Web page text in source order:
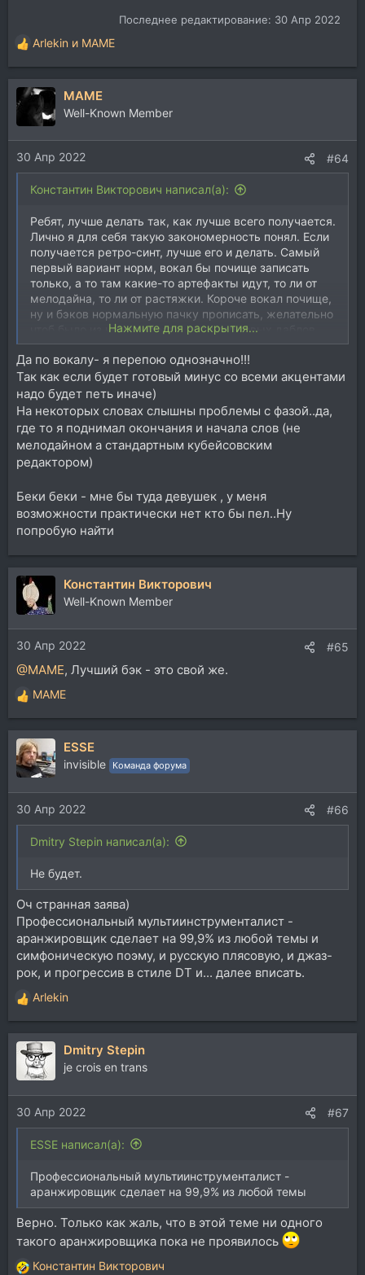
Последнее редактирование: 30 Апр 2022
Р
е
а
ц
и
и
:
Arlekin и MAME
MAME
Well-Known Member
30 Апр 2022 #64
Константин Викторович написал(а):
Ребят, лучше делать так, как лучше всего получается.
Лично я для себя такую закономерность понял. Если
получается ретро-синт, лучше его и делать. Самый
первый вариант норм, вокал бы почище записать
только, а то там какие-то артефакты идут, то ли от
мелодайна, то ли от растяжки. Короче вокал почище,
ну и бэков нормальную пачку прописать, желательно
чтоб было из чего выбрать, пару терцовых даблов,
пару октавных, чтоб в припев можно было жирку
подраскрыть. НУ и свести по уму заного, всё, с
большей автоматизацией, а не на скорую руку. У
будет нормально вообще.
Нажмите для раскрытия...
Да по вокалу- я перепою однозначно!!!
Так как если будет готовый минус со всеми акцентами
надо будет петь иначе)
На некоторых словах слышны проблемы с фазой..да,
где то я поднимал окончания и начала слов (не
мелодайном а стандартным кубейсовским
редактором)
Беки беки - мне бы туда девушек , у меня
возможности практически нет кто бы пел..Ну
попробую найти
Константин Викторович
Well-Known Member
30 Апр 2022 #65
@MAME, Лучший бэк - это свой же.
Р
е
а
к
ц
и
и
:
MAME
ESSE
invisible Команда форума
30 Апр 2022 #66
Dmitry Stepin написал(а):
Не будет.
Оч странная заява)
Профессиональный мультиинструменталист -
аранжировщик сделает на 99,9% из любой темы и
симфоническую поэму, и русскую плясовую, и джаз-
рок, и прогрессив в стиле DT и... далее вписать.
Р
е
а
к
и
и
:
Arlekin
Dmitry Stepin
je crois en trans
30 Апр 2022 #67
ESSE написал(а):
Профессиональный мультиинструменталист -
аранжировщик сделает на 99,9% из любой темы
Верно. Только как жаль, что в этой теме ни одного
такого аранжировщика пока не проявилось
Р Константин Викторович